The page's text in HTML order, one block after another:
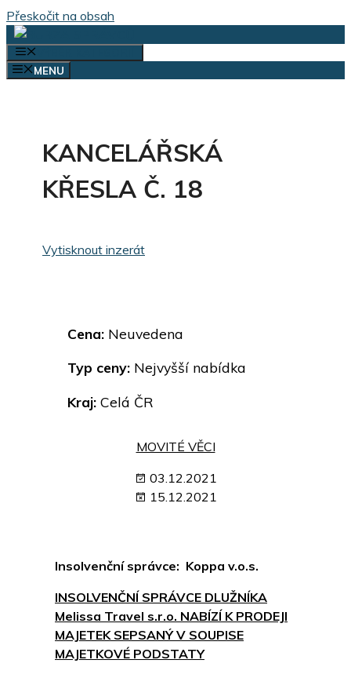
Přeskočit na obsah
MENU
KANCELÁŘSKÁ
KŘESLA Č. 18
Vytisknout inzerát
Cena: Neuvedena
Typ ceny: Nejvyšší nabídka
Kraj: Celá ČR
MOVITÉ VĚCI
03.12.2021
15.12.2021
Insolvenční správce: Koppa v.o.s.
INSOLVENČNÍ SPRÁVCE DLUŽNÍKA
Melissa Travel s.r.o. NABÍZÍ K PRODEJI
MAJETEK SEPSANÝ V SOUPISE
MAJETKOVÉ PODSTATY